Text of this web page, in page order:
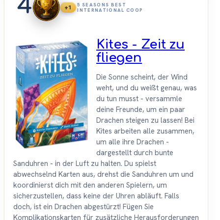
4 +1
5 SEASONS BEST
INTERNATIONAL COOP
Kites - Zeit zu
fliegen
Die Sonne scheint, der Wind
weht, und du weißt genau, was
du tun musst - versammle
deine Freunde, um ein paar
Drachen steigen zu lassen! Bei
Kites arbeiten alle zusammen,
um alle ihre Drachen -
dargestellt durch bunte
Sanduhren - in der Luft zu halten. Du spielst
abwechselnd Karten aus, drehst die Sanduhren um und
koordinierst dich mit den anderen Spielern, um
sicherzustellen, dass keine der Uhren abläuft. Falls
doch, ist ein Drachen abgestürzt! Fügen Sie
Komplikationskarten für zusätzliche Herausforderungen